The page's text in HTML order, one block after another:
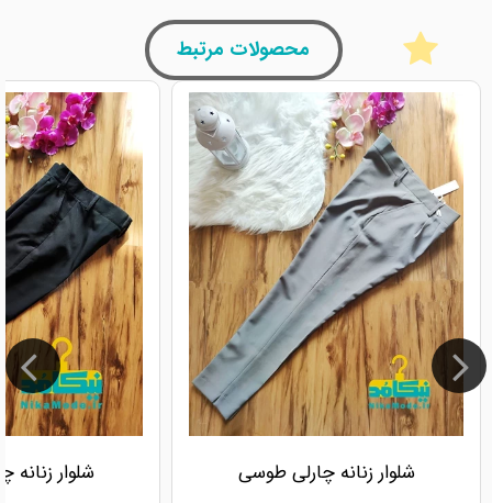
محصولات مرتبط
شلوار زنانه چارلی طوسی شلوار